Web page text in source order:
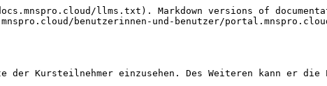
llms.txt). Markdown versions of
benutzerinnen-und-benutzer/
Kursteilnehmer einzusehen. Des Weiteren kann er die